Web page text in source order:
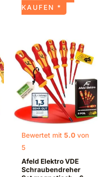
KAUFEN *
Bewertet mit 5.0von
5
Afeld Elektro VDE
Schraubendreher